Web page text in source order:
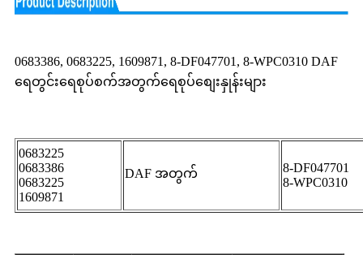
0683386, 0683225, 1609871, 8-DF047701, 8-WPC0310 DAF
ရေတွင်းရေစုပ်စက်အတွက်ရေစုပ်စျေးနှုန်းများ
0683225
0683386
0683225
1609871
DAF အတွက်
8-DF047701
8-WPC0310